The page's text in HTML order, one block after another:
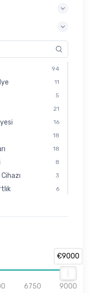
94
11
5
21
16
18
18
8
3
6
€9000
6750 9000